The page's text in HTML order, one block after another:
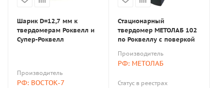
Шарик D=12,7 мм к
твердомерам Роквелл и
Супер-Роквелл
Производитель
РФ: ВОСТОК-7
Стационарный
твердомер МЕТОЛАБ 102
по Роквеллу с поверкой
Производитель
РФ: МЕТОЛАБ
Статус в реестрах